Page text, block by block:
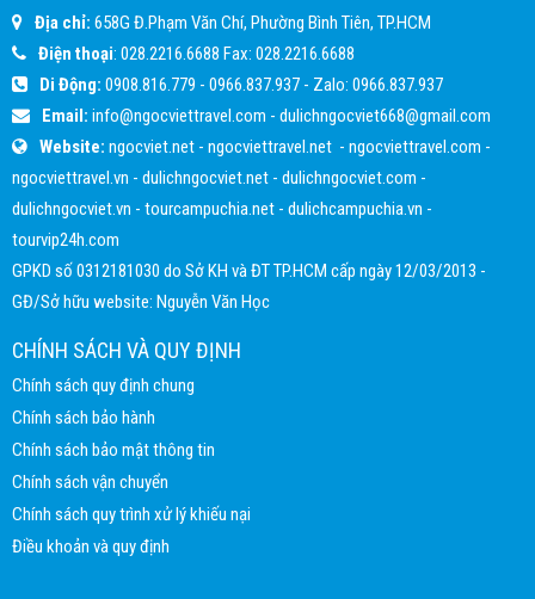
Địa chỉ: 658G Đ.Phạm Văn Chí, Phường Bình Tiên, TP.HCM
Điện thoại: 028.2216.6688 Fax: 028.2216.6688
Di Động: 0908.816.779 - 0966.837.937 - Zalo: 0966.837.937
Email: info@ngocviettravel.com - dulichngocviet668@gmail.com
Website: ngocviet.net - ngocviettravel.net - ngocviettravel.com -
ngocviettravel.vn - dulichngocviet.net - dulichngocviet.com -
dulichngocviet.vn - tourcampuchia.net - dulichcampuchia.vn -
tourvip24h.com
GPKD số 0312181030 do Sở KH và ĐT TP.HCM cấp ngày 12/03/2013 -
GĐ/Sở hữu website: Nguyễn Văn Học
CHÍNH SÁCH VÀ QUY ĐỊNH
Chính sách quy định chung
Chính sách bảo hành
Chính sách bảo mật thông tin
Chính sách vận chuyển
Chính sách quy trình xử lý khiếu nại
Điều khoản và quy định